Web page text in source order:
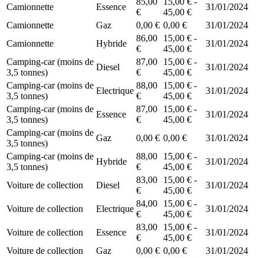
Camionnette Essence
€
45,00 €
31/01/2024
Camionnette
Gaz 0,00 € 0,00 €
31/01/2024
Camionnette
Hybride
86,00
€
15,00 € -
45,00 €
31/01/2024
Camping-car (moins de
3,5 tonnes)
Diesel
87,00
€
15,00 € -
45,00 €
31/01/2024
Camping-car (moins de
3,5 tonnes)
Electrique
88,00
€
15,00 € -
45,00 €
31/01/2024
Camping-car (moins de
3,5 tonnes)
Essence
87,00
€
15,00 € -
45,00 €
31/01/2024
Camping-car (moins de
3,5 tonnes)
Gaz 0,00 € 0,00 €
31/01/2024
Camping-car (moins de
3,5 tonnes)
Hybride
88,00
€
15,00 € -
45,00 €
31/01/2024
Voiture de collection Diesel
83,00
€
15,00 € -
45,00 €
31/01/2024
Voiture de collection Electrique
84,00
€
15,00 € -
45,00 €
31/01/2024
Voiture de collection Essence
83,00
€
15,00 € -
45,00 €
31/01/2024
Voiture de collection
Gaz 0,00 € 0,00 €
31/01/2024